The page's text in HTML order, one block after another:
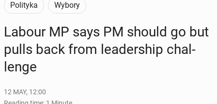
Polityka Wybory
Labour MP says PM should go but
pulls back from lead­er­ship chal­
lenge
12 MAY, 12:00